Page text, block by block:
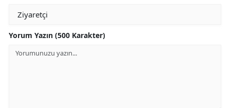
Yorum Yazın (500 Karakter)